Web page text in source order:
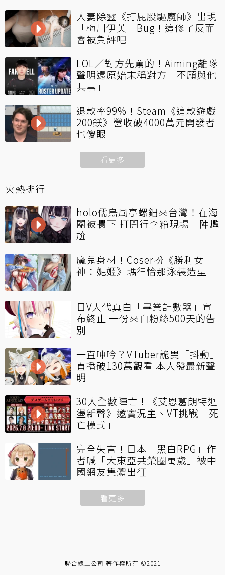
人妻除靈《打屁股驅魔師》出現
「梅川伊芙」Bug！這修了反而
會被負評吧
LOL／對方先罵的！Aiming離隊
聲明還原始末稱對方「不願與他
共事」
退款率99%！Steam《這款遊戲
200鎂》營收破4000萬元開發者
也傻眼
看更多
火熱排行
holo儒烏風亭螺鈿來台灣！在海
關被攔下 打開行李箱現場一陣尷
尬
魔鬼身材！Coser扮《勝利女
神：妮姬》瑪律恰那泳裝造型
日V大代真白「畢業計數器」宣
布終止 一份來自粉絲500天的告
別
一直呻吟？VTuber詭異「抖動」
直播破130萬觀看 本人發最新聲
明
30人全數陣亡！《艾恩葛朗特迴
盪新聲》邀實況主、VT挑戰「死
亡模式」
完全失言！日本「黑白RPG」作
者喊「大東亞共榮圈萬歲」被中
國網友集體出征
看更多
聯合線上公司 著作權所有 ©2021